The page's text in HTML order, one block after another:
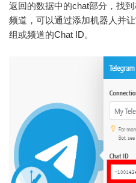
返回的数据中的chat部分，找
频道，可以通过添加机器人并
组或频道的Chat ID。